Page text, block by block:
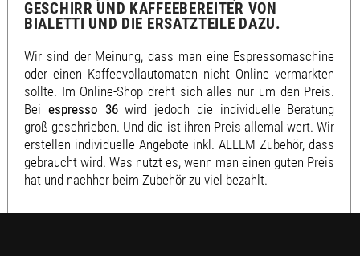
ESCHIRR UND KAFFEEBEREITER VON B
IALETTI UND DIE ERSATZTEILE DAZU.
Wir sind der Meinung, dass man eine Espressomaschine
oder einen Kaffeevollautomaten nicht Online vermarkten
sollte. Im Online-Shop dreht sich alles nur um den Preis.
Bei espresso 36wird jedoch die individuelle Beratung
groß geschrieben. Und die ist ihren Preis allemal wert. Wir
erstellen individuelle Angebote inkl. ALLEM Zubehör, dass
gebraucht wird. Was nutzt es, wenn man einen guten Preis
hat und nachher beim Zubehör zu viel bezahlt.